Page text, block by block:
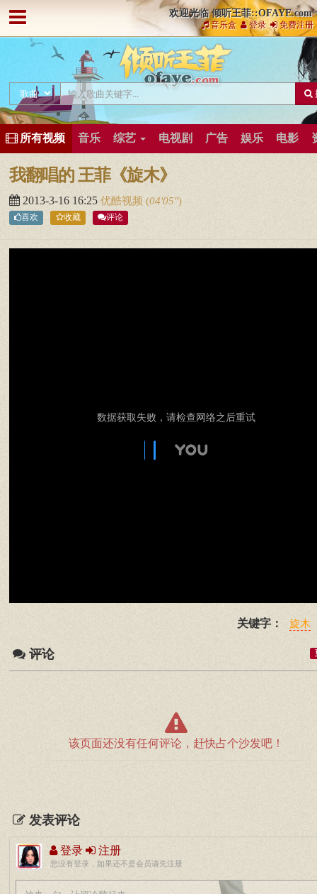
欢迎光临 倾听王菲::OFAYE.com
音乐盒 登录 免费注册
所有视频 音乐 综艺 电视剧 广告 娱乐 电影
我翻唱的 王菲《旋木》
2013-3-16 16:25 优酷视频 (04′05″)
喜欢 收藏 评论
数据获取失败，请检查网络之后重试
关键字： 旋木
评论
该页面还没有任何评论，赶快占个沙发吧！
发表评论
登录 注册
您没有登录，如果还不是会员请先注册